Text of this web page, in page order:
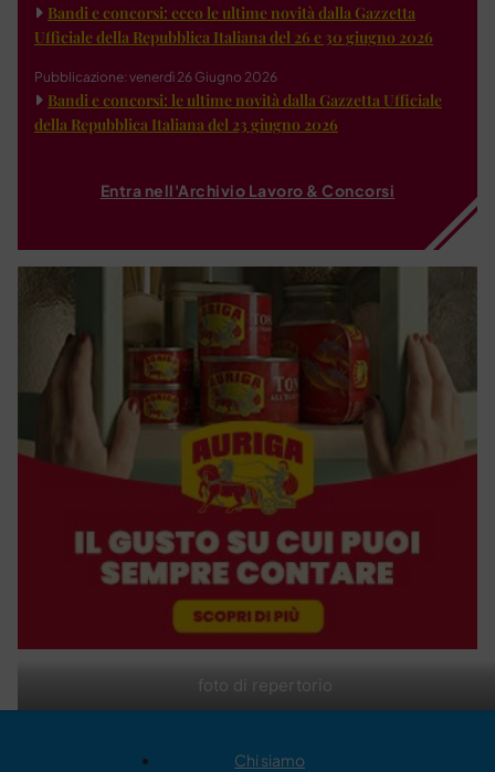
foto di repertorio
Bandi e concorsi: ecco le ultime novità dalla Gazzetta
Ufficiale della Repubblica Italiana del 26 e 30 giugno 2026
Pubblicazione: venerdì 26 Giugno 2026
Bandi e concorsi: le ultime novità dalla Gazzetta Ufficiale
della Repubblica Italiana del 23 giugno 2026
Entra nell'Archivio Lavoro & Concorsi
Chi siamo